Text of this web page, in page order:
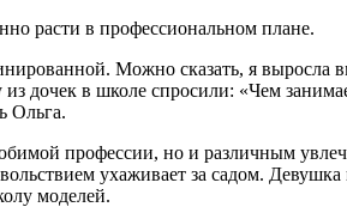
расти в профессиональном плане.
Можно сказать, я выросла
дочек в школе спросили: «Чем
Ольга.
профессии, но и различным
ухаживает за садом.
моделей.